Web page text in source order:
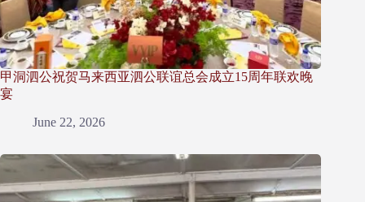
甲洞泗公祝贺马来西亚泗公联谊总会成立15周年联欢晚
宴
June 22, 2026